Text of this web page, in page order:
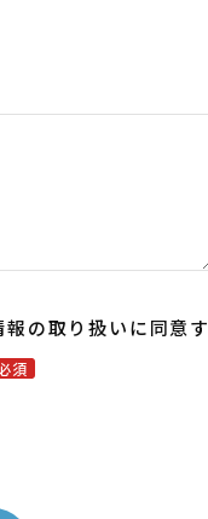
の取り扱いに同意す
須